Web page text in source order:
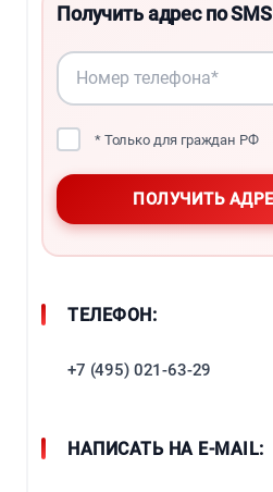
Получить адрес по SMS
* Только для граждан РФ
ТЕЛЕФОН:
+7 (495) 021-63-29
НАПИСАТЬ НА E-MAIL: